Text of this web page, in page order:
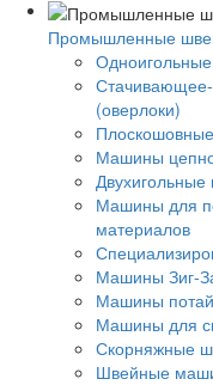
Промышленные
(оверлоки)
Машины
Машины для
материалов
Машины Зиг-
Машины
Машины для
Скорняжные
Швейные